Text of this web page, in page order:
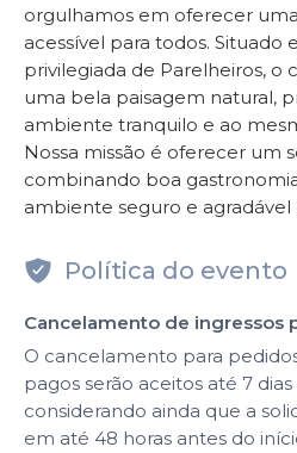
orgulhamos em oferecer
acessível para todos. Situado
privilegiada de Parelheiros, o
uma bela paisagem natural,
ambiente tranquilo e ao
Nossa missão é oferecer um
combinando boa
ambiente seguro e agradável
Política do evento
Cancelamento de ingressos
O cancelamento para
pagos serão aceitos até 7
considerando ainda que a
em até 48 horas antes do